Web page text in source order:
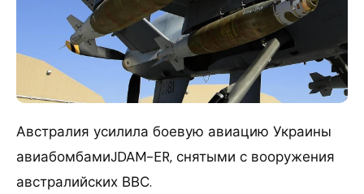
Австралия усилила боевую авиацию Украины
авиабомбамиJDAM-ER, снятыми с вооружения
австралийских ВВС.